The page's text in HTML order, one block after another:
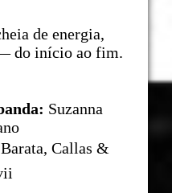
de energia,
do início ao fim.
Suzanna
Callas &